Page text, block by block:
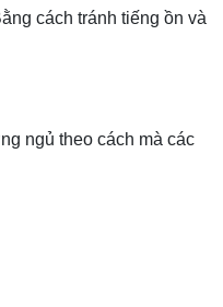
cách tránh tiếng ồn và
ngủ theo cách mà các